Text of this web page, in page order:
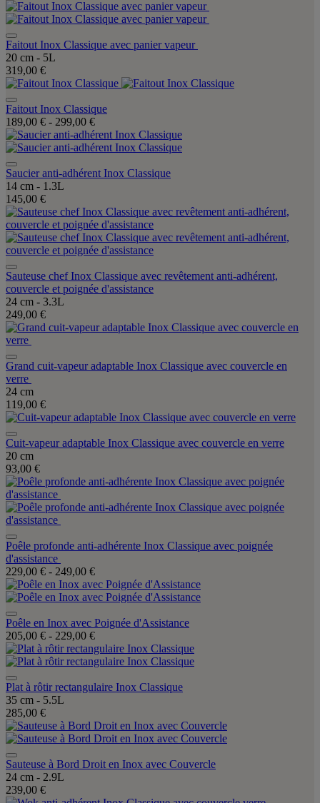
Faitout Inox Classique avec panier vapeur
20 cm - 5L
319,00 €
Faitout Inox Classique
189,00 € - 299,00 €
Saucier anti-adhérent Inox Classique
14 cm - 1.3L
145,00 €
Sauteuse chef Inox Classique avec revêtement anti-adhérent,
couvercle et poignée d'assistance
24 cm - 3.3L
249,00 €
Grand cuit-vapeur adaptable Inox Classique avec couvercle en
verre
24 cm
119,00 €
Cuit-vapeur adaptable Inox Classique avec couvercle en verre
20 cm
93,00 €
Poêle profonde anti-adhérente Inox Classique avec poignée
d'assistance
229,00 € - 249,00 €
Poêle en Inox avec Poignée d'Assistance
205,00 € - 229,00 €
Plat à rôtir rectangulaire Inox Classique
35 cm - 5.5L
285,00 €
Sauteuse à Bord Droit en Inox avec Couvercle
24 cm - 2.9L
239,00 €